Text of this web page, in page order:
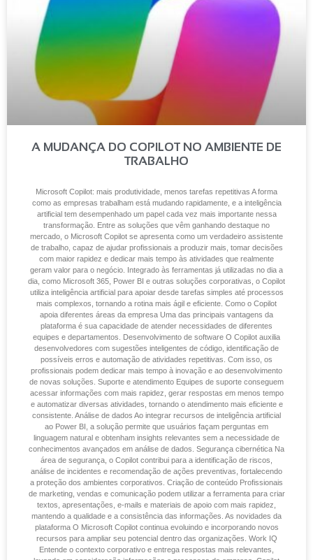
A MUDANÇA DO COPILOT NO AMBIENTE DE
TRABALHO
Microsoft Copilot: mais produtividade, menos tarefas repetitivas A forma
como as empresas trabalham está mudando rapidamente, e a inteligência
artificial tem desempenhado um papel cada vez mais importante nessa
transformação. Entre as soluções que vêm ganhando destaque no
mercado, o Microsoft Copilot se apresenta como um verdadeiro assistente
de trabalho, capaz de ajudar profissionais a produzir mais, tomar decisões
com maior rapidez e dedicar mais tempo às atividades que realmente
geram valor para o negócio. Integrado às ferramentas já utilizadas no dia a
dia, como Microsoft 365, Power BI e outras soluções corporativas, o Copilot
utiliza inteligência artificial para apoiar desde tarefas simples até processos
mais complexos, tornando a rotina mais ágil e eficiente. Como o Copilot
apoia diferentes áreas da empresa Uma das principais vantagens da
plataforma é sua capacidade de atender necessidades de diferentes
equipes e departamentos. Desenvolvimento de software O Copilot auxilia
desenvolvedores com sugestões inteligentes de código, identificação de
possíveis erros e automação de atividades repetitivas. Com isso, os
profissionais podem dedicar mais tempo à inovação e ao desenvolvimento
de novas soluções. Suporte e atendimento Equipes de suporte conseguem
acessar informações com mais rapidez, gerar respostas em menos tempo
e automatizar diversas atividades, tornando o atendimento mais eficiente e
consistente. Análise de dados Ao integrar recursos de inteligência artificial
ao Power BI, a solução permite que usuários façam perguntas em
linguagem natural e obtenham insights relevantes sem a necessidade de
conhecimentos avançados em análise de dados. Segurança cibernética Na
área de segurança, o Copilot contribui para a identificação de riscos,
análise de incidentes e recomendação de ações preventivas, fortalecendo
a proteção dos ambientes corporativos. Criação de conteúdo Profissionais
de marketing, vendas e comunicação podem utilizar a ferramenta para criar
textos, apresentações, e-mails e materiais de apoio com mais rapidez,
mantendo a qualidade e a consistência das informações. As novidades da
plataforma O Microsoft Copilot continua evoluindo e incorporando novos
recursos para ampliar seu potencial dentro das organizações. Work IQ
Entende o contexto corporativo e entrega respostas mais relevantes,